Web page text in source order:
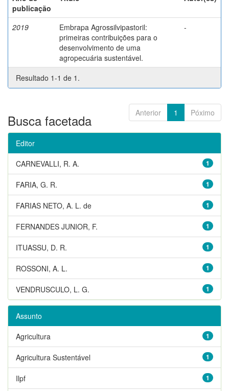
publicação
2019
Embrapa Agrossilvipastoril:
primeiras contribuições para o
desenvolvimento de uma
agropecuária sustentável.
-
Resultado 1-1 de 1.
Anterior 1 Póximo
Busca facetada
Editor
1
CARNEVALLI, R. A.
1
FARIA, G. R.
1
FARIAS NETO, A. L. de
1
FERNANDES JUNIOR, F.
1
ITUASSU, D. R.
1
ROSSONI, A. L.
1
VENDRUSCULO, L. G.
Assunto
1
Agricultura
1
Agricultura Sustentável
1
Ilpf